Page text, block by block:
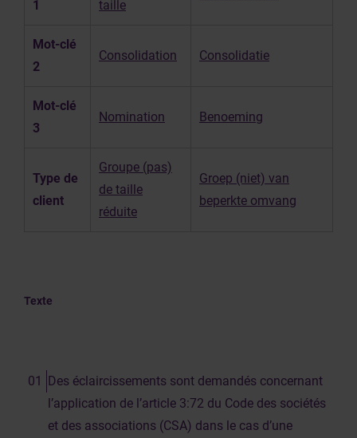
1
taille
Mot-clé
2
Consolidation Consolidatie
Mot-clé
3
Nomination Benoeming
Type de
client
Groupe (pas)
de taille
réduite
Groep (niet) van
beperkte omvang
Texte
Des éclaircissements sont demandés concernant
l’application de l’article 3:72 du Code des sociétés
et des associations (CSA) dans le cas d’une